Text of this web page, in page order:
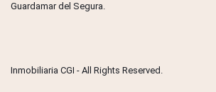
Guardamar del Segura.
Inmobiliaria CGI - All Rights Reserved.